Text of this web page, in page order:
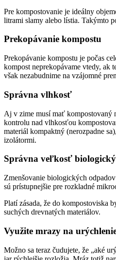
Pre kompostovanie je ideálny
litrami slamy alebo lístia. Takýmto
Prekopávanie kompostu
Prekopávanie kompostu je počas
kompost neprekopávame vtedy,
však nezabudnime na vzájomné
Správna vlhkosť
Aj v zime musí mať kompostovaný
kontrolu nad vlhkosťou
materiál kompaktný (nerozpadne
izolátormi.
Správna veľkosť
Zmenšovanie biologických
sú prístupnejšie pre rozkladné
Platí zásada, že do kompostoviska
suchých drevnatých materiálov.
Využite mrazy na
Možno sa teraz čudujete, že „aké